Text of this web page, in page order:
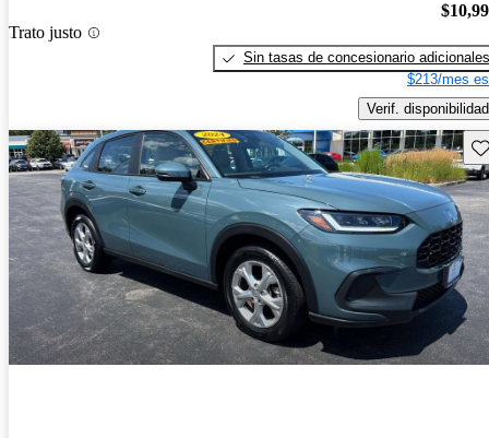
Trato justo
Sin tasas de concesionario adicionales
$213/mes
Verif. disponibilidad